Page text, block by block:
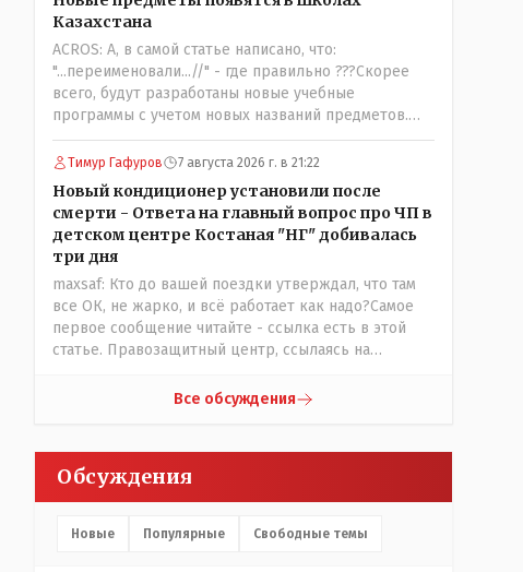
трагедии, то есть 29 июля, когда спешно
установили и воду, и новые кондиционеры, и
впервые поставили температурный режим на
контроль. То есть первая часть - информация до
трагедии, вторая часть - информация после
трагедии, когда все уже было исправлено.
Казахстана
ACROS: А, в самой статье написано, что:
"...переименовали...//" - где правильно ???Скорее
всего, будут разработаны новые учебные
программы с учетом новых названий предметов.
Так что предметы - новые. Хоть и
переименованные)
Тимур Гафуров 7 августа 2026 г. в 21:22
Новый кондиционер установили после
смерти - Ответа на главный вопрос про ЧП в
детском центре Костаная "НГ" добивалась
три дня
maxsaf: Кто до вашей поездки утверждал, что там
все ОК, не жарко, и всё работает как надо?Самое
первое сообщение читайте - ссылка есть в этой
статье. Правозащитный центр, ссылаясь на
чате, которые прислали ему в виде
времени их установили только в помещениях,
предназначенных для административно-
управленческого персонала. И Также в каждой
группе установлены кондиционеры, питьевой и
Все обсуждения
Обсуждения
Новые Популярные Свободные темы